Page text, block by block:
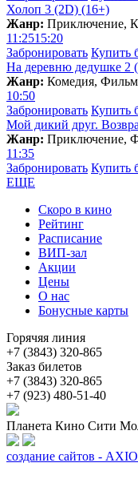
Холоп 3 (2D) (16+)
Жанр: Приключение,
11:2515:20
Забронировать Купить
На деревню дедушке 2
Жанр: Комедия,
10:50
Забронировать Купить
Мой дикий друг.
Жанр: Приключение,
11:35
Забронировать Купить
ЕЩЕ
Скоро в кино
Рейтинг
Расписание
ВИП-зал
Акции
Цены
О нас
Бонусные карты
Горячяя линия
+7 (3843) 320-865
Заказ билетов
+7 (3843) 320-865
+7 (923) 480-51-40
Планета Кино Сити
создание сайтов -